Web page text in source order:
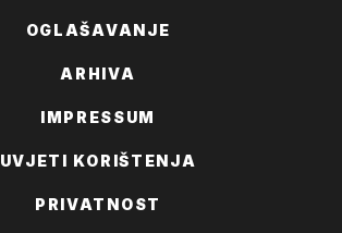
OGLAŠAVANJE
ARHIVA
IMPRESSUM
UVJETI KORIŠTENJA
PRIVATNOST